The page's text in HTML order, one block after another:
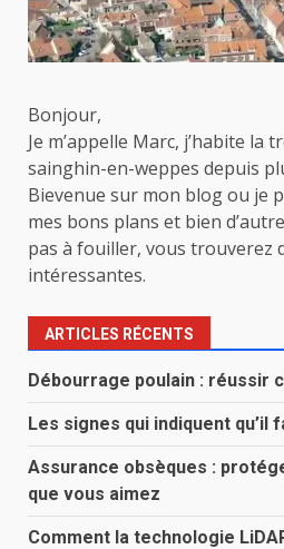
Bonjour,
Je m’appelle Marc, j’habite la
sainghin-en-weppes depuis
Bievenue sur mon blog ou je
mes bons plans et bien
pas à fouiller, vous trouverez
intéressantes.
ARTICLES RÉCENTS
Débourrage poulain : réussir
Les signes qui indiquent qu’il
Assurance obsèques :
que vous aimez
Comment la technologie